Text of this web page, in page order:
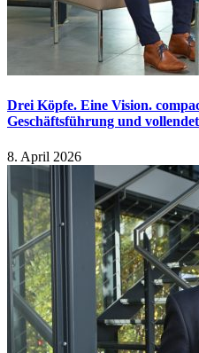
Drei Köpfe. Eine Vision.
Geschäftsführung und
8. April 2026